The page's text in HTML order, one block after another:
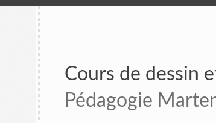
Cours de dessin
Pédagogie